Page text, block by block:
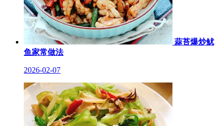
蒜苔爆炒鱿
鱼家常做法
2026-02-07